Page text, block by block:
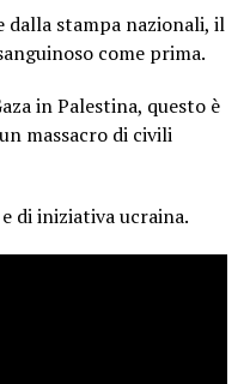
dalla stampa nazionali, il
come prima.
in Palestina, questo è
massacro di civili
di iniziativa ucraina.